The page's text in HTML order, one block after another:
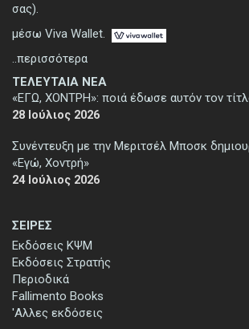
ΣΕΙΡΕΣ
Εκδόσεις ΚΨΜ
Εκδόσεις Στρατής
Περιοδικά
Fallimento Books
'Αλλες εκδόσεις
ΤΕΛΕΥΤΑΙΑ ΝΕΑ
«ΕΓΩ, ΧΟΝΤΡΗ»: ποιά έδωσε αυτόν τον
28 Ιούλιος 2026
Συνέντευξη με την Μεριτσέλ Μποσκ
«Εγώ, Χοντρή»
24 Ιούλιος 2026
σας).
μέσω Viva Wallet.
..περισσότερα